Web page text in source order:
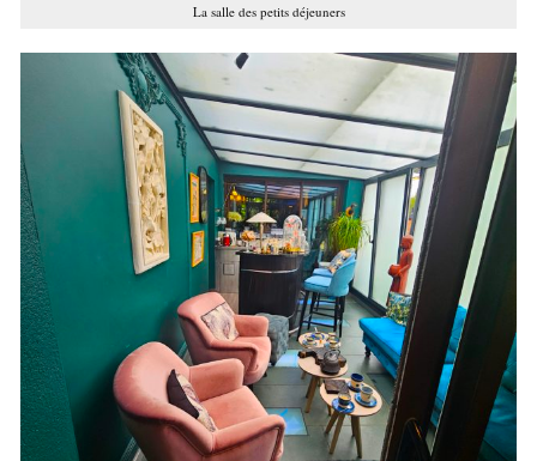
La salle des petits déjeuners